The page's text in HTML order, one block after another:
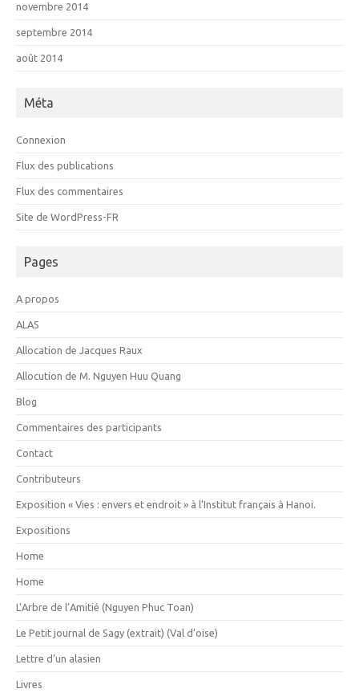
novembre 2014
septembre 2014
août 2014
Méta
Connexion
Flux des publications
Flux des commentaires
Site de WordPress-FR
Pages
A propos
ALAS
Allocation de Jacques Raux
Allocution de M. Nguyen Huu Quang
Blog
Commentaires des participants
Contact
Contributeurs
Exposition « Vies : envers et endroit » à l’Institut français à Hanoi.
Expositions
Home
Home
L’Arbre de l’Amitié (Nguyen Phuc Toan)
Le Petit journal de Sagy (extrait) (Val d’oise)
Lettre d’un alasien
Livres